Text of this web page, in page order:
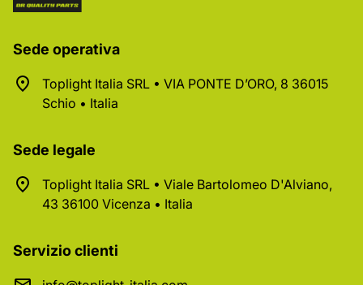
Sede operativa
Toplight Italia SRL • VIA PONTE D’ORO, 8 36015
Schio • Italia
Sede legale
Toplight Italia SRL • Viale Bartolomeo D'Alviano,
43 36100 Vicenza • Italia
Servizio clienti